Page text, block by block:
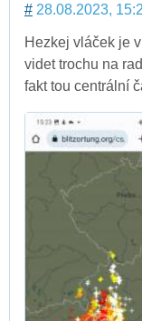
# 28.08.2023,
Hezkej vláček je
videt trochu na
fakt tou centrální